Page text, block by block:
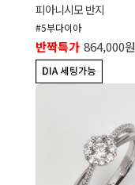
피아니시모 반지
#5부다이아
반짝특가 864,000원